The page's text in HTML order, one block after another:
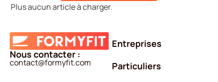
Plus aucun article à charger.
Nous contacter :
contact@formyfit.com
Entreprises
Particuliers